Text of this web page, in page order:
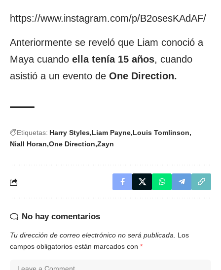
https://www.instagram.com/p/B2osesKAdAF/
Anteriormente se reveló que Liam conoció a
Maya cuando ella tenía 15 años, cuando
asistió a un evento de One Direction.
Etiquetas: Harry Styles Liam Payne Louis Tomlinson
Niall Horan One Direction Zayn
No hay comentarios
Tu dirección de correo electrónico no será publicada.
Los
campos obligatorios están marcados con *